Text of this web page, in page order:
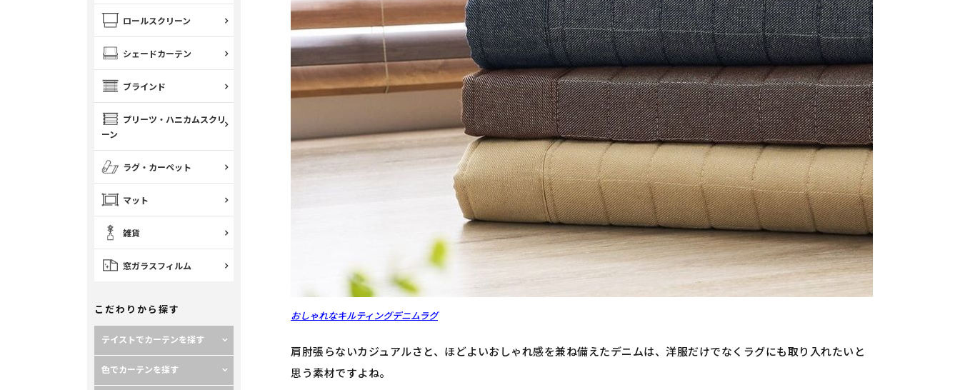
おしゃれなキルティングデニムラグ
肩肘張らないカジュアルさと、ほどよいおしゃれ感を兼ね備えたデニムは、洋服だけでなくラグにも取り入れたいと
思う素材ですよね。
ロールスクリーン
シェードカーテン
ブラインド
プリーツ・ハニカムスクリ
ーン
ラグ・カーペット
マット
雑貨
窓ガラスフィルム
こだわりから探す
テイストでカーテンを探す
色でカーテンを探す